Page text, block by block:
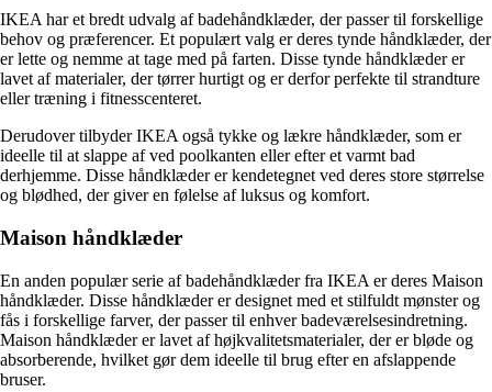
IKEA har et bredt udvalg af badehåndklæder, der passer til forskellige
behov og præferencer. Et populært valg er deres tynde håndklæder, der
er lette og nemme at tage med på farten. Disse tynde håndklæder er
lavet af materialer, der tørrer hurtigt og er derfor perfekte til strandture
eller træning i fitnesscenteret.
Derudover tilbyder IKEA også tykke og lækre håndklæder, som er
ideelle til at slappe af ved poolkanten eller efter et varmt bad
derhjemme. Disse håndklæder er kendetegnet ved deres store størrelse
og blødhed, der giver en følelse af luksus og komfort.
Maison håndklæder
En anden populær serie af badehåndklæder fra IKEA er deres Maison
håndklæder. Disse håndklæder er designet med et stilfuldt mønster og
fås i forskellige farver, der passer til enhver badeværelsesindretning.
Maison håndklæder er lavet af højkvalitetsmaterialer, der er bløde og
absorberende, hvilket gør dem ideelle til brug efter en afslappende
bruser.